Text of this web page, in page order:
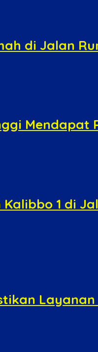
di Jalan
1 di